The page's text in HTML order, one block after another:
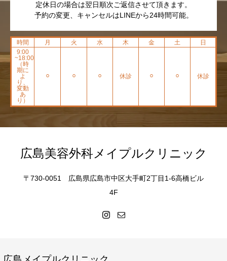
定休日の場合は翌日順次ご返信させて頂きます。
予約の変更、キャンセルはLINEから24時間可能。
時間 月 火 水 木 金 土
日
9:00
~18:00
（時
期に
よ
り、
変動
あ
り）
⚪︎ ⚪︎ ⚪︎ 休診 ⚪︎ ⚪︎ 休診
広島美容外科メイプルクリニック
〒730-0051 広島県広島市中区大手町2丁目1-6高橋ビル
4F